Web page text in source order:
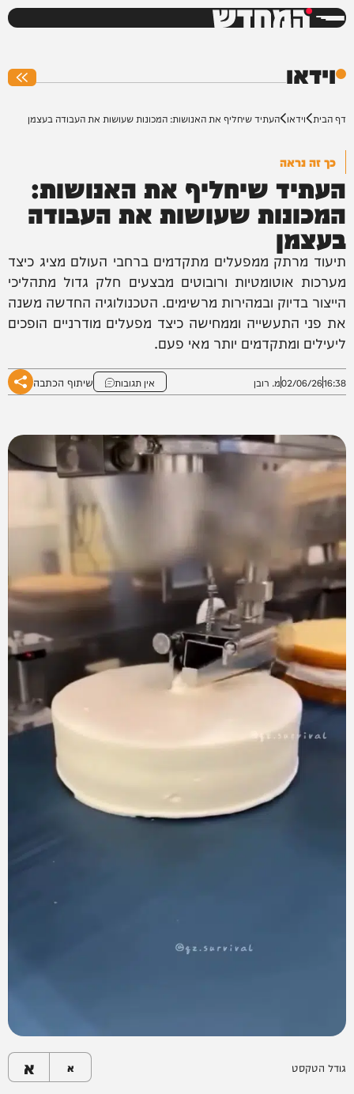
המחדש
וידאו
דף הבית וידאו העתיד שיחליף את האנושות: המכונות שעושות את העבודה בעצמן
כך זה נראה
העתיד שיחליף את האנושות:
המכונות שעושות את העבודה
בעצמן
תיעוד מרתק ממפעלים מתקדמים ברחבי העולם מציג כיצד
מערכות אוטומטיות ורובוטים מבצעים חלק גדול מתהליכי
הייצור בדיוק ובמהירות מרשימים. הטכנולוגיה החדשה משנה
את פני התעשייה וממחישה כיצד מפעלים מודרניים הופכים
ליעילים ומתקדמים יותר מאי פעם.
16:38
02/06/26מ. רובן אין תגובות שיתוף הכתבה
גודל הטקסט א א